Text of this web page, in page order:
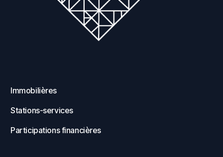
Immobilières
Stations-services
Participations financières